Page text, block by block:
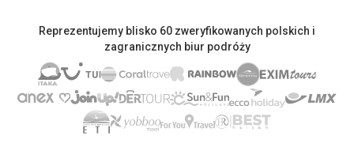
Reprezentujemy blisko 60 zweryfikowanych polskich i
zagranicznych biur podróży